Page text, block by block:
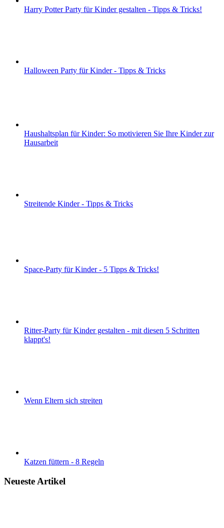
Harry Potter Party für Kinder gestalten - Tipps & Tricks!
Halloween Party für Kinder - Tipps & Tricks
Haushaltsplan für Kinder: So motivieren Sie Ihre Kinder zur
Hausarbeit
Streitende Kinder - Tipps & Tricks
Space-Party für Kinder - 5 Tipps & Tricks!
Ritter-Party für Kinder gestalten - mit diesen 5 Schritten
klappt's!
Wenn Eltern sich streiten
Katzen füttern - 8 Regeln
Neueste Artikel